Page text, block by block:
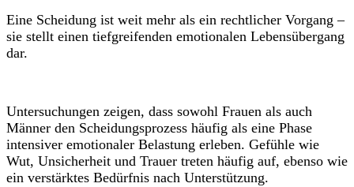
Eine Scheidung ist weit mehr als ein rechtlicher Vorgang –
sie stellt einen tiefgreifenden emotionalen Lebensübergang
dar.
Untersuchungen zeigen, dass sowohl Frauen als auch
Männer den Scheidungsprozess häufig als eine Phase
intensiver emotionaler Belastung erleben. Gefühle wie
Wut, Unsicherheit und Trauer treten häufig auf, ebenso wie
ein verstärktes Bedürfnis nach Unterstützung.